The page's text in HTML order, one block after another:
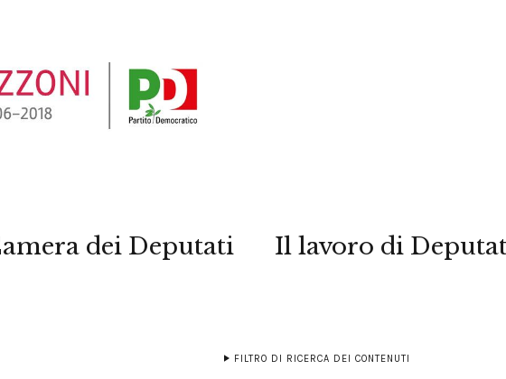
dei Deputati Il lavoro di
FILTRO DI RICERCA DEI CONTENUTI